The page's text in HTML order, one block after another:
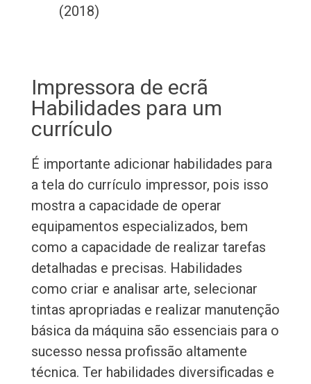
(2018)
Impressora de ecrã
Habilidades para um
currículo
É importante adicionar habilidades para
a tela do currículo impressor, pois isso
mostra a capacidade de operar
equipamentos especializados, bem
como a capacidade de realizar tarefas
detalhadas e precisas. Habilidades
como criar e analisar arte, selecionar
tintas apropriadas e realizar manutenção
básica da máquina são essenciais para o
sucesso nessa profissão altamente
técnica. Ter habilidades diversificadas e